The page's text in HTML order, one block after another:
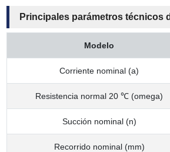
Principales parámetros técnicos
Modelo
Corriente nominal (a)
Resistencia normal 20 ℃ (omega)
Succión nominal (n)
Recorrido nominal (mm)